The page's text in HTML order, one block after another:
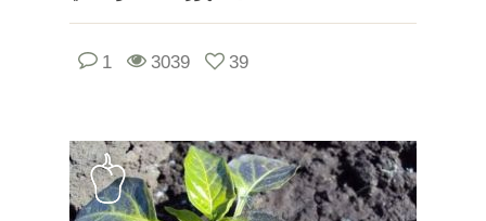
1 3039 39